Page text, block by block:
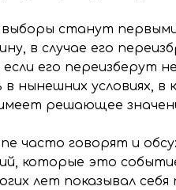
станут
в случае его
если его переизберут
нынешних условиях, в
решающее
часто говорят и
которые это
лет показывал